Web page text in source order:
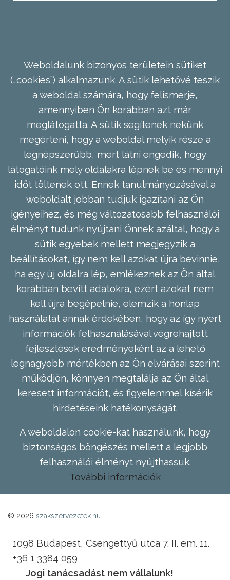
Weboldalunk bizonyos területein sütiket
(„cookies”) alkalmazunk. A sütik lehetővé teszik
a weboldal számára, hogy felismerje,
amennyiben Ön korábban azt már
meglátogatta. A sütik segítenek nekünk
megérteni, hogy a weboldal melyik része a
legnépszerűbb, mert látni engedik, hogy
látogatóink mely oldalakra lépnek be és mennyi
időt töltenek ott. Ennek tanulmányozásával a
weboldalt jobban tudjuk igazítani az Ön
igényeihez, és még változatosabb felhasználói
élményt tudunk nyújtani Önnek azáltal, hogy a
sütik egyebek mellett megjegyzik a
beállításokat, így nem kell azokat újra bevinnie,
ha egy új oldalra lép, emlékeznek az Ön által
korábban bevitt adatokra, ezért azokat nem
kell újra begépelnie, elemzik a honlap
használatát annak érdekében, hogy az így nyert
információk felhasználásával végrehajtott
fejlesztések eredményeként az a lehető
legnagyobb mértékben az Ön elvárásai szerint
működjön, könnyen megtalálja az Ön által
keresett információt, és figyelemmel kísérik
hirdetéseink hatékonyságát.
A weboldalon cookie-kat használunk, hogy
biztonságos böngészés mellett a legjobb
felhasználói élményt nyújthassuk.
További információk
© 2026 szakszervezetek.hu
1098 Budapest, Csengettyű utca 7. II. em. 11.
+36 1 3384 059
Jogi tanácsadást nem vállalunk!